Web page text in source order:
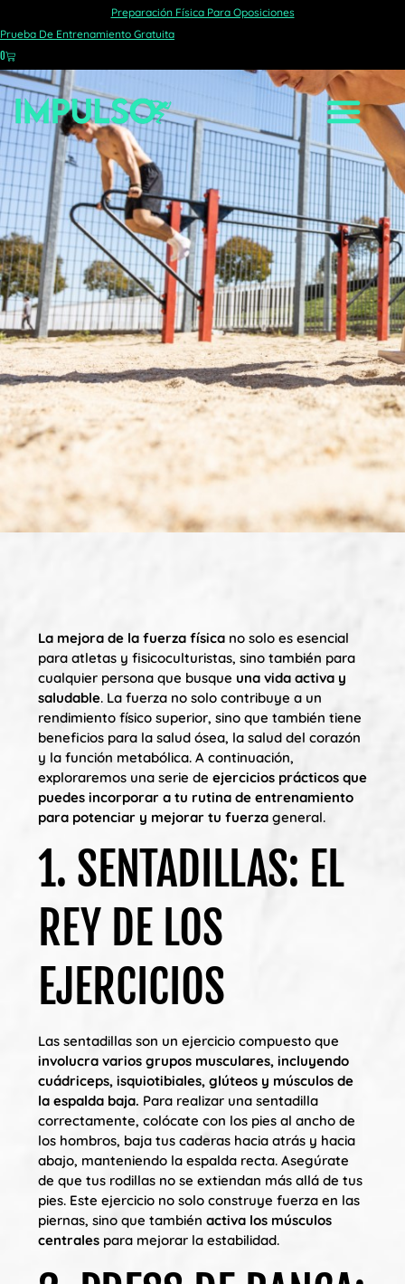
Preparación Física Para Oposiciones
Prueba De Entrenamiento Gratuita
0
La mejora de la fuerza física no solo es esencial
para atletas y fisicoculturistas, sino también para
cualquier persona que busque una vida activa y
saludable. La fuerza no solo contribuye a un
rendimiento físico superior, sino que también tiene
beneficios para la salud ósea, la salud del corazón
y la función metabólica. A continuación,
exploraremos una serie de ejercicios prácticos que
puedes incorporar a tu rutina de entrenamiento
para potenciar y mejorar tu fuerza general.
1. SENTADILLAS: EL
REY DE LOS
EJERCICIOS
Las sentadillas son un ejercicio compuesto que
involucra varios grupos musculares, incluyendo
cuádriceps, isquiotibiales, glúteos y músculos de
la espalda baja. Para realizar una sentadilla
correctamente, colócate con los pies al ancho de
los hombros, baja tus caderas hacia atrás y hacia
abajo, manteniendo la espalda recta. Asegúrate
de que tus rodillas no se extiendan más allá de tus
pies. Este ejercicio no solo construye fuerza en las
piernas, sino que también activa los músculos
centrales para mejorar la estabilidad.